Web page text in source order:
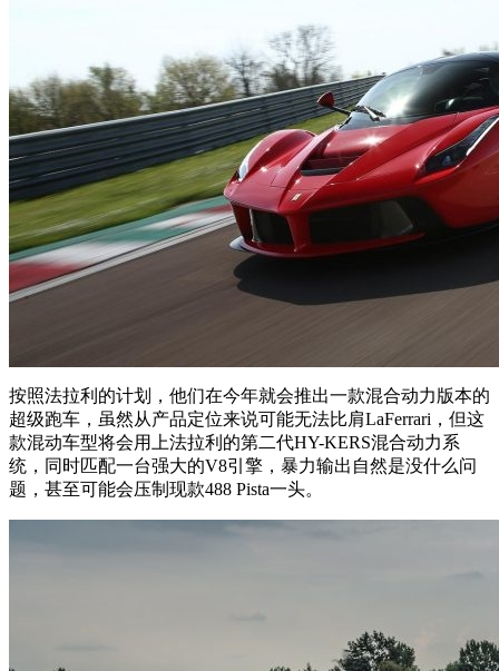
按照法拉利的计划，他们在今年就会推出一款混合动力版本的
超级跑车，虽然从产品定位来说可能无法比肩LaFerrari，但这
款混动车型将会用上法拉利的第二代HY-KERS混合动力系
统，同时匹配一台强大的V8引擎，暴力输出自然是没什么问
题，甚至可能会压制现款488 Pista一头。